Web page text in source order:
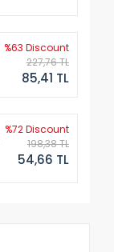
%63 Discount
227,76 TL
85,41 TL
%72 Discount
198,38 TL
54,66 TL